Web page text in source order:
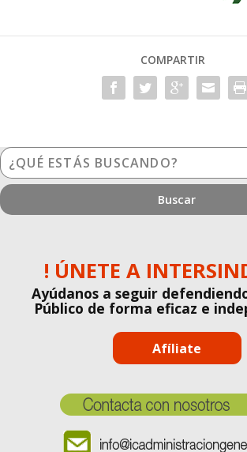
COMPARTIR
¿Qué
estás
buscando?
! ÚNETE A
Ayúdanos a seguir
Público de forma eficaz e
Afíliate